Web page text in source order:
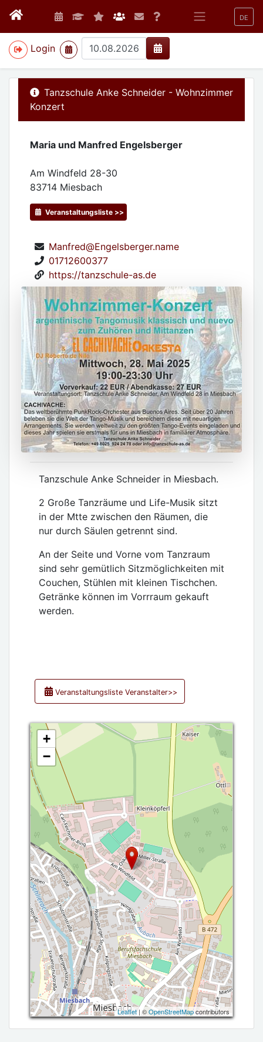
DE
Login
>
Tanzschule Anke Schneider - Wohnzimmer
Konzert
Maria und Manfred Engelsberger
Am Windfeld 28-30
83714 Miesbach
Veranstaltungsliste >>
Manfred@Engelsberger.name
01712600377
https://tanzschule-as.de
Tanzschule Anke Schneider in Miesbach.
2 Große Tanzräume und Life-Musik sitzt
in der Mtte zwischen den Räumen, die
nur durch Säulen getrennt sind.
An der Seite und Vorne vom Tanzraum
sind sehr gemütlich Sitzmöglichkeiten mit
Couchen, Stühlen mit kleinen Tischchen.
Getränke können im Vorrraum gekauft
werden.
Veranstaltungsliste Veranstalter>>
+
−
Leaflet| ©OpenStreetMapcontributors